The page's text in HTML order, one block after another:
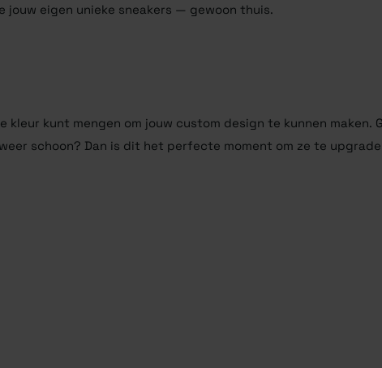
jouw eigen unieke sneakers — gewoon thuis.
kunt mengen om jouw custom design te kunnen maken.
schoon? Dan is dit het perfecte moment om ze te